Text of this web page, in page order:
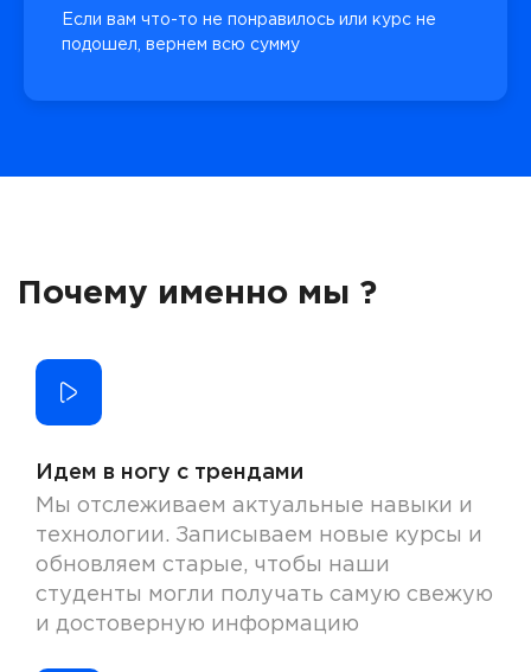
Если вам что-то не понравилось или курс не
подошел, вернем всю сумму
Почему именно мы ?
Идем в ногу с трендами
Мы отслеживаем актуальные навыки и
технологии. Записываем новые курсы и
обновляем старые, чтобы наши
студенты могли получать самую свежую
и достоверную информацию